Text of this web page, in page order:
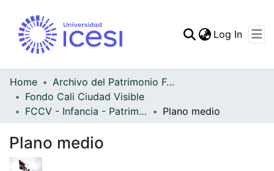
Log In
Home
Archivo del Patrimonio Fotográfico y Fílmico del Valle del Cauca
Fondo Cali Ciudad Visible
FCCV - Infancia - Patrimonial
Plano medio
Plano medio